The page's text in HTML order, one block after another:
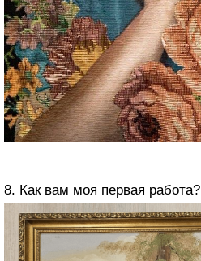
8. Как вам моя первая работа?